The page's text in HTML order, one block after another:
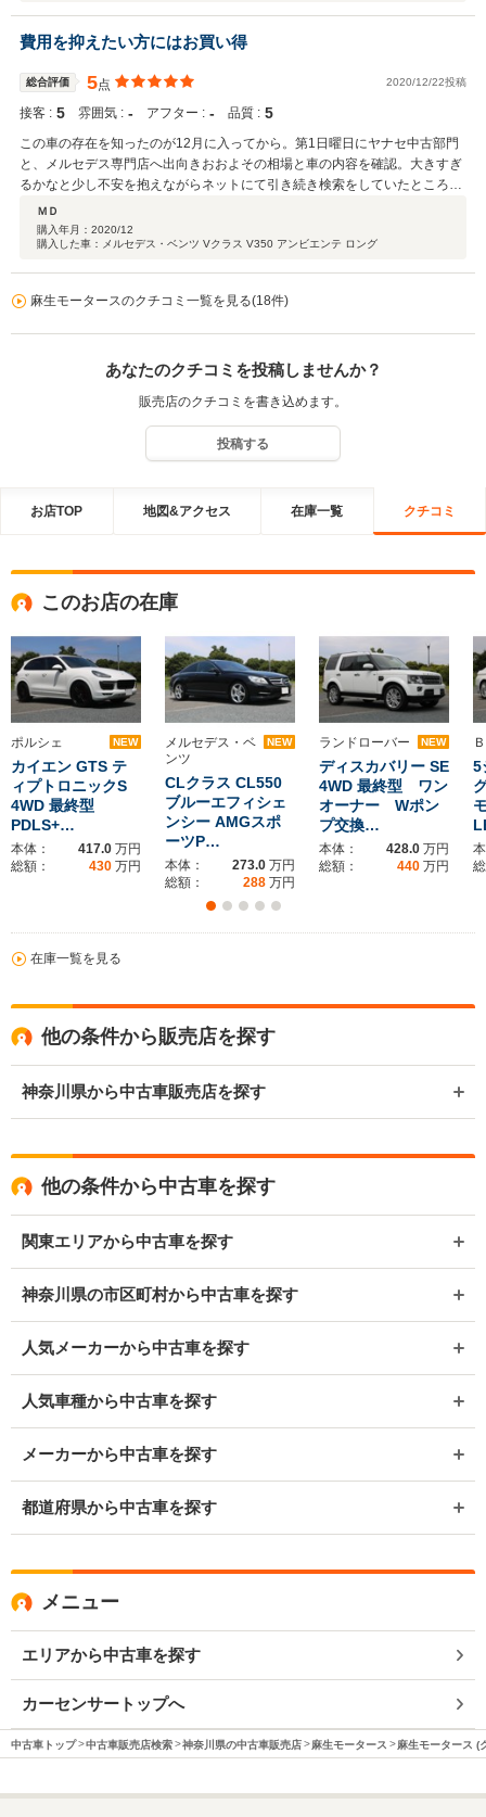
費用を抑えたい方にはお買い得
総合評価 5点 2020/12/22投稿
接客 : 5 雰囲気 : ‐ アフター : ‐ 品質 : 5
この車の存在を知ったのが12月に入ってから。第1日曜日にヤナセ中古部門
と、メルセデス専門店へ出向きおおよその相場と車の内容を確認。大きすぎ
るかなと少し不安を抱えながらネットにて引き続き検索をしていたところ、
装備充実で価格が安いこちらのお店の車両を見つける。早速連絡をして現車
確認をしたいと予約を入れました。自宅車庫に入れられるか不安だったため
その旨相談すると試して頂ける事を快諾して頂き、翌第2日曜日に保管予定
出来ました。社長さんの人柄もとても良く、納車をなるべく早くしたいとい
ＭＤ
購入年月： 2020/12
購入した車：メルセデス・ベンツ Vクラス V350 アンビエンテ ロング
麻生モータースのクチコミ一覧を見る(18件)
あなたのクチコミを投稿しませんか？
販売店のクチコミを書き込めます。
投稿する
お店TOP 地図&アクセス 在庫一覧 クチコミ
このお店の在庫
ポルシェ NEW
カイエン GTS テ
ィプトロニックS
4WD 最終型
PDLS+…
本体： 417.0 万円
総額：
430 万円
メルセデス・ベ
ンツ
NEW
CLクラス CL550
ブルーエフィシェ
ンシー AMGスポ
ーツP…
本体： 273.0 万円
総額：
288 万円
ランドローバー NEW
ディスカバリー SE
4WD 最終型 ワン
オーナー Wポン
プ交換…
本体： 428.0 万円
総額：
440 万円
5
在庫一覧を見る
他の条件から販売店を探す
神奈川県から中古車販売店を探す
他の条件から中古車を探す
関東エリアから中古車を探す
神奈川県の市区町村から中古車を探す
人気メーカーから中古車を探す
人気車種から中古車を探す
メーカーから中古車を探す
都道府県から中古車を探す
メニュー
エリアから中古車を探す
カーセンサートップへ
中古車トップ 中古車販売店検索 神奈川県の中古車販売店 麻生モータース 麻生モータース (